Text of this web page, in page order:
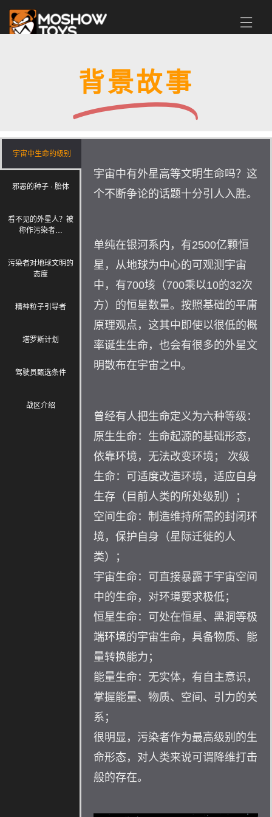
背景故事
宇宙中生命的级别
邪恶的种子 · 胎体
看不见的外星人？被
称作污染者…
污染者对地球文明的
态度
精神粒子引导者
塔罗斯计划
驾驶员甄选条件
战区介绍
宇宙中有外星高等文明生命吗？这
个不断争论的话题十分引人入胜。
单纯在银河系内，有2500亿颗恒
星，从地球为中心的可观测宇宙
中，有700垓（700乘以10的32次
方）的恒星数量。按照基础的平庸
原理观点，这其中即使以很低的概
率诞生生命，也会有很多的外星文
明散布在宇宙之中。
曾经有人把生命定义为六种等级：
原生生命： 生命起源的基础形态，
依靠环境，无法改变环境； 次级
生命：可适度改造环境，适应自身
生存（目前人类的所处级别）；
空间生命：制造维持所需的封闭环
境，保护自身（星际迁徙的人
类）；
宇宙生命：可直接暴露于宇宙空间
中的生命，对环境要求极低；
恒星生命：可处在恒星、黑洞等极
端环境的宇宙生命，具备物质、能
量转换能力；
能量生命：无实体，有自主意识，
掌握能量、物质、空间、引力的关
系；
很明显，污染者作为最高级别的生
命形态，对人类来说可谓降维打击
般的存在。